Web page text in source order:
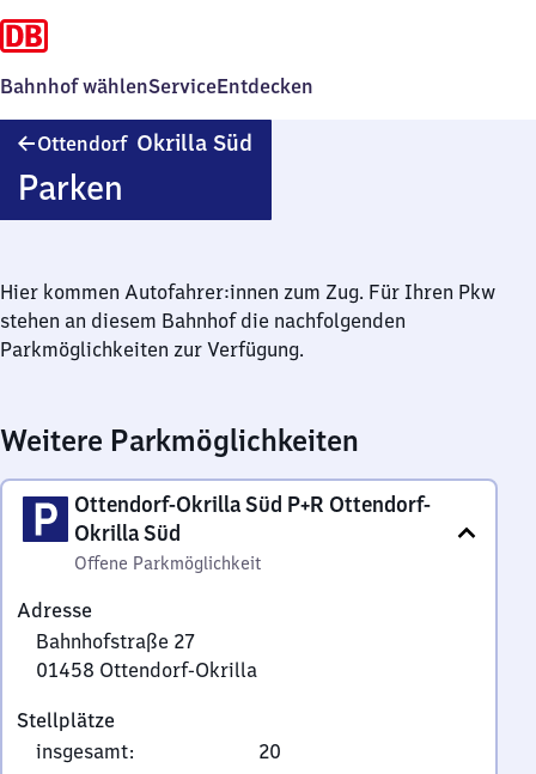
Bahnhof wählenServiceEntdecken
Ottendorf Okrilla Süd
Parken
Hier kommen Autofahrer:innen zum Zug. Für Ihren Pkw
stehen an diesem Bahnhof die nachfolgenden
Parkmöglichkeiten zur Verfügung.
Weitere Parkmöglichkeiten
Ottendorf-Okrilla Süd P+R Ottendorf-
Okrilla Süd
Offene Parkmöglichkeit
Adresse
Bahnhofstraße 27
01458 Ottendorf-Okrilla
27,
0
Stellplätze
insgesamt: 20